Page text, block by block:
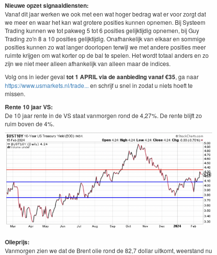
Nieuwe opzet signaaldiensten:
Vanaf dit jaar werken we ook met een wat hoger bedrag wat er voor zorgt dat
we meer en waar het kan wat grotere posities kunnen opnemen. Bij Systeem
Trading kunnen we tot pakweg 5 tot 6 posities gelijktijdig opnemen, bij Guy
Trading zo'n 8 a 10 posities gelijktijdig. Onafhankelijk van elkaar en sommige
posities kunnen zo wat langer doorlopen terwijl we met andere posities meer
ruimte krijgen om wat korter op de bal te spelen. Het wordt totaal anders en zo
zijn we niet meer alleen afhankelijk van alleen maar de indices.
Volg ons in ieder geval tot 1 APRIL via de aanbieding vanaf €35, ga naar
https://www.usmarkets.nl/trade... en schrijf u snel in zodat u niets hoeft te
missen.
Rente 10 jaar VS:
De 10 jaar rente in de VS staat vanmorgen rond de 4,27%. De rente blijft zo
ruim boven de 4%.
Olieprijs:
Vanmorgen zien we dat de Brent olie rond de 82,7 dollar uitkomt, weerstand nu